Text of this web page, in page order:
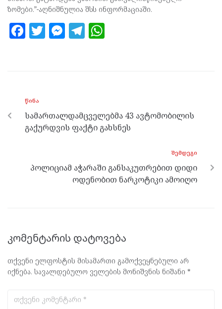
ზომები.”-აღნიშნულია შსს ინფორმაციაში.
F
o
o
k
T M
er
T
m p
p
ᲬᲘᲜᲐ
სამართალდამცველებმა 43 ავტომობილის
გაქურდვის ფაქტი გახსნეს
ᲨᲔᲛᲓᲔᲒᲘ
პოლიციამ აჭარაში განსაკუთრებით დიდი
ოდენობით ნარკოტიკი ამოიღო
კომენტარის დატოვება
თქვენი ელფოსტის მისამართი გამოქვეყნებული არ
იქნება. სავალდებულო ველების მონიშვნის ნიშანი *